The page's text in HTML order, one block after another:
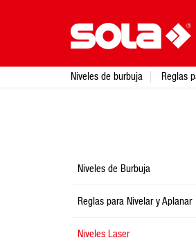
Niveles de Burbuja
Reglas para Nivelar y Aplanar
Niveles Laser
Niveles de burbuja Reglas